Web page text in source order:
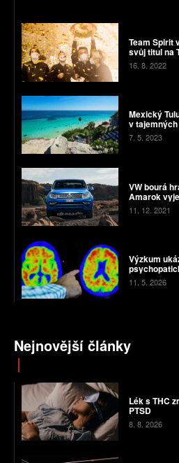
Team Spirit
svůj titul na
16. 8. 2022
Mexický
v
7. 5. 2023
VW bourá
Amarok
11. 12. 2021
Výzkum
11. 5. 2026
Nejnovější články
Lék s THC
PTSD
8. 8. 2026